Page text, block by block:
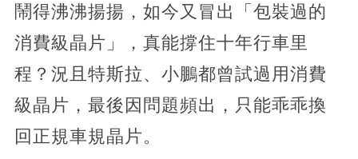
鬧得沸沸揚揚，如今又冒出「包裝過的
消費級晶片」，真能撐住十年行車里
程？況且特斯拉、小鵬都曾試過用消費
級晶片，最後因問題頻出，只能乖乖換
回正規車規晶片。